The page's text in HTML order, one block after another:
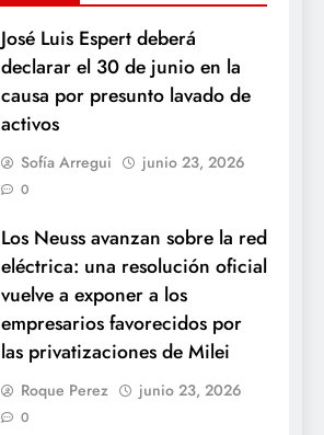
José Luis Espert deberá
declarar el 30 de junio en la
causa por presunto lavado de
activos
Sofía Arregui junio 23, 2026
0
Los Neuss avanzan sobre la red
eléctrica: una resolución oficial
vuelve a exponer a los
empresarios favorecidos por
las privatizaciones de Milei
Roque Perez junio 23, 2026
0